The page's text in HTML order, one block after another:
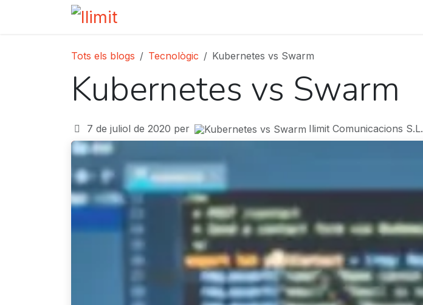
Tots els blogs Tecnològic Kubernetes vs Swarm
Kubernetes vs Swarm
7 de juliol de 2020 per Ilimit Comunicacions S.L.